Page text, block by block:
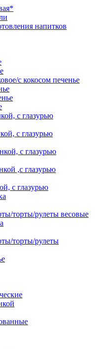
напитков
с кокосом печенье
с глазурью
с глазурью
с глазурью
,с глазурью
с глазурью
торты/рулеты весовые
торты/рулеты